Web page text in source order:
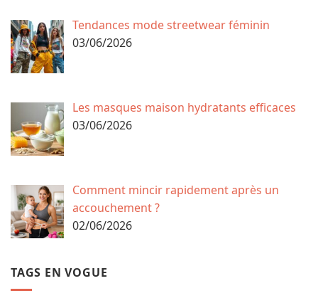
Tendances mode streetwear féminin
03/06/2026
Les masques maison hydratants efficaces
03/06/2026
Comment mincir rapidement après un
accouchement ?
02/06/2026
TAGS EN VOGUE